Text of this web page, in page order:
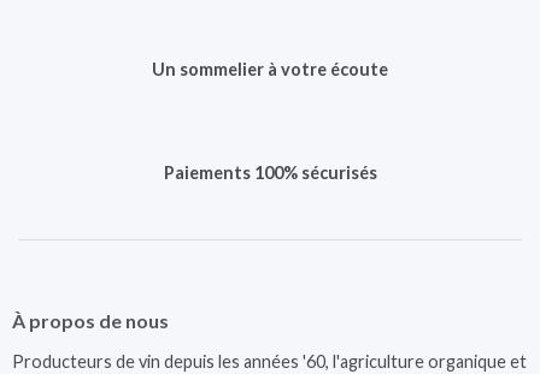
Un sommelier à votre écoute
Paiements 100% sécurisés
À propos de nous
Producteurs de vin depuis les années '60, l'agriculture organique et